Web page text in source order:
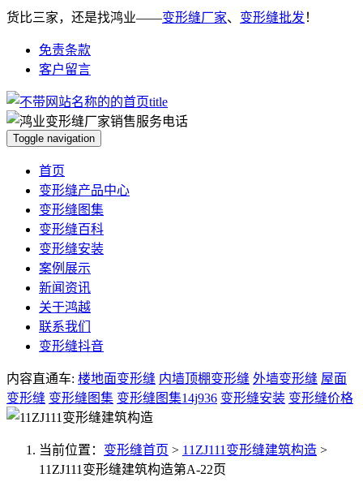
货比三家，还是找鸿业——变形缝厂家、 变形缝批发 ！
免责条款
客户留言
Toggle navigation
首页
变形缝产品中心
变形缝图集
变形缝百科
变形缝安装
案例展示
新闻资讯
关于鸿越
联系我们
变形缝抖音
内容直通车: 楼地面变形缝 内墙顶棚变形缝 外墙变形缝 屋面
变形缝 变形缝图集 变形缝图集14j936 变形缝安装 变形缝价格
当前位置： 变形缝首页 > 11ZJ111变形缝建筑构造 >
11ZJ111变形缝建筑构造第A-22页